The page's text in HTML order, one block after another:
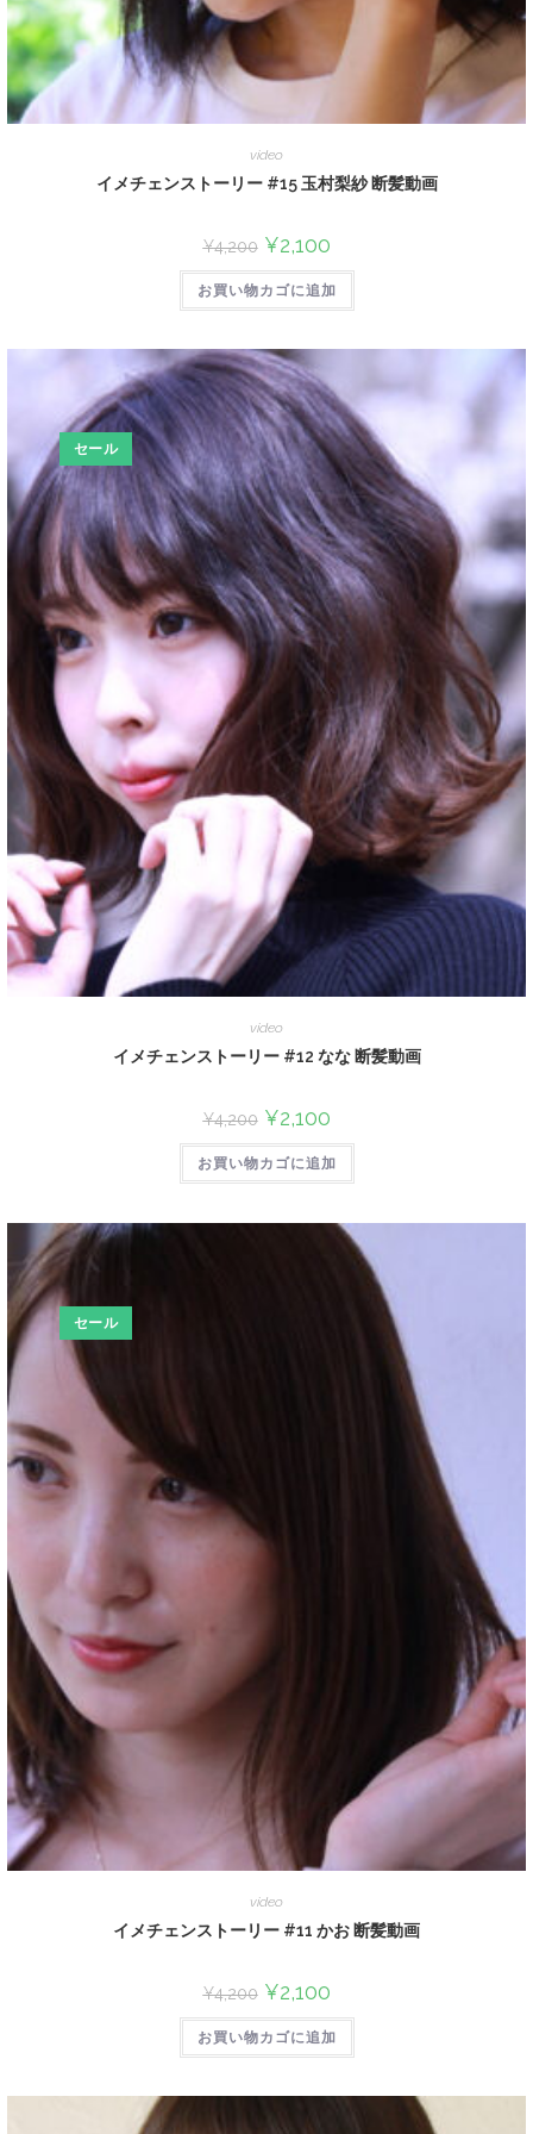
video
イメチェンストーリー #15 玉村梨紗 断髪動画
¥4,200 ¥2,100
お買い物カゴに追加
セール
video
イメチェンストーリー #12 なな 断髪動画
¥4,200 ¥2,100
お買い物カゴに追加
セール
video
イメチェンストーリー #11 かお 断髪動画
¥4,200 ¥2,100
お買い物カゴに追加